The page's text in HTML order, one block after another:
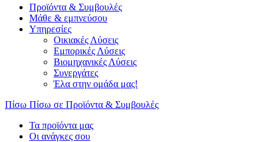
Προϊόντα & Συμβουλές
Μάθε & εμπνεύσου
Υπηρεσίες
Οικιακές Λύσεις
Εμπορικές Λύσεις
Βιομηχανικές Λύσεις
Συνεργάτες
Έλα στην ομάδα μας!
Πίσω Πίσω σε Προϊόντα & Συμβουλές
Τα προϊόντα μας
Οι ανάγκες σου